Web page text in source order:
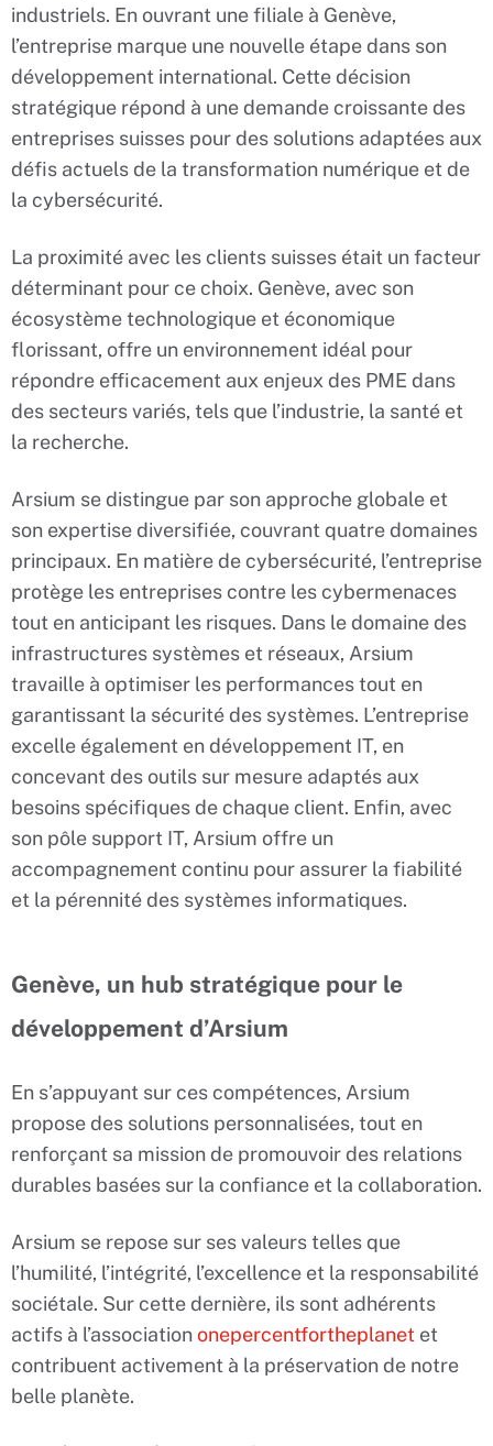
industriels. En ouvrant une filiale à Genève,
l’entreprise marque une nouvelle étape dans son
développement international. Cette décision
stratégique répond à une demande croissante des
entreprises suisses pour des solutions adaptées aux
défis actuels de la transformation numérique et de
la cybersécurité.
La proximité avec les clients suisses était un facteur
déterminant pour ce choix. Genève, avec son
écosystème technologique et économique
florissant, offre un environnement idéal pour
répondre efficacement aux enjeux des PME dans
des secteurs variés, tels que l’industrie, la santé et
la recherche.
Arsium se distingue par son approche globale et
son expertise diversifiée, couvrant quatre domaines
principaux. En matière de cybersécurité, l’entreprise
protège les entreprises contre les cybermenaces
tout en anticipant les risques. Dans le domaine des
infrastructures systèmes et réseaux, Arsium
travaille à optimiser les performances tout en
garantissant la sécurité des systèmes. L’entreprise
excelle également en développement IT, en
concevant des outils sur mesure adaptés aux
besoins spécifiques de chaque client. Enfin, avec
son pôle support IT, Arsium offre un
accompagnement continu pour assurer la fiabilité
et la pérennité des systèmes informatiques.
Genève, un hub stratégique pour le
développement d’Arsium
En s’appuyant sur ces compétences, Arsium
propose des solutions personnalisées, tout en
renforçant sa mission de promouvoir des relations
durables basées sur la confiance et la collaboration.
Arsium se repose sur ses valeurs telles que
l’humilité, l’intégrité, l’excellence et la responsabilité
sociétale. Sur cette dernière, ils sont adhérents
actifs à l’associationonepercentfortheplanet et
contribuent activement à la préservation de notre
belle planète.